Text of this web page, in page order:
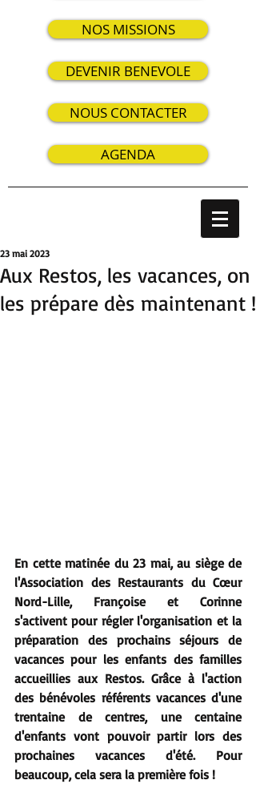
NOS MISSIONS
DEVENIR BENEVOLE
NOUS CONTACTER
AGENDA
Aux Restos, les vacances, on
les prépare dès maintenant !
23 mai 2023
En cette matinée du 23 mai, au siège de
l'Association des Restaurants du Cœur
Nord-Lille, Françoise et Corinne
s'activent pour régler l'organisation et la
préparation des prochains séjours de
vacances pour les enfants des familles
accueillies aux Restos. Grâce à l'action
des bénévoles référents vacances d'une
trentaine de centres, une centaine
d'enfants vont pouvoir partir lors des
prochaines vacances d'été. Pour
beaucoup, cela sera la première fois !